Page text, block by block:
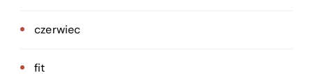
czerwiec
fit